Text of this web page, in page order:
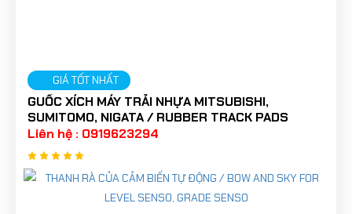
GIÁ TỐT NHẤT
GUỐC XÍCH MÁY TRẢI NHỰA MITSUBISHI,
SUMITOMO, NIGATA / RUBBER TRACK PADS
Liên hệ : 0919623294